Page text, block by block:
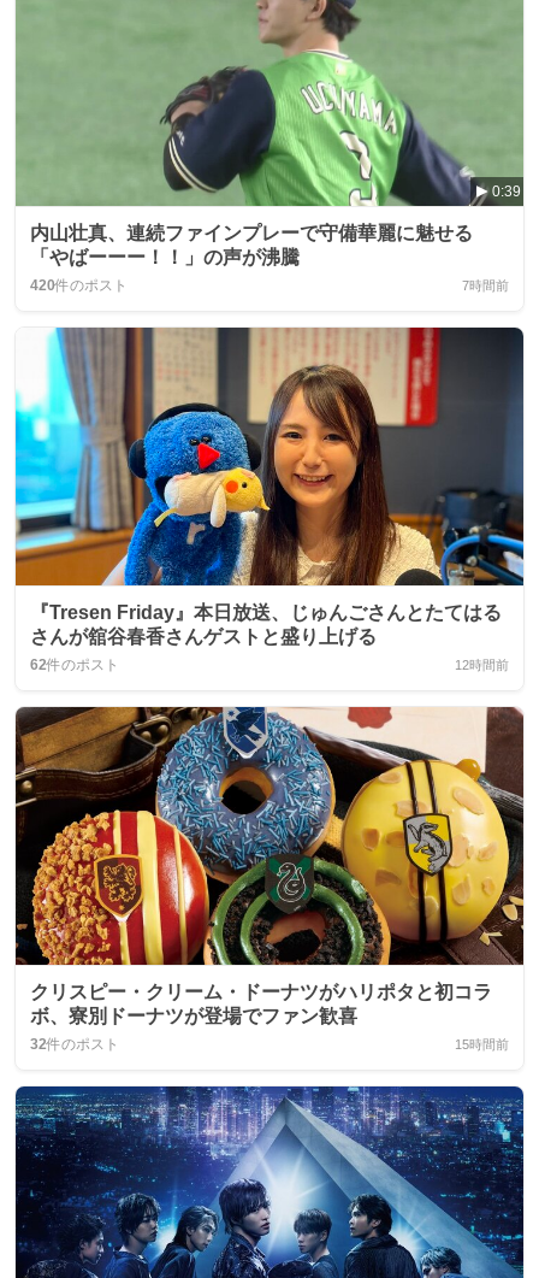
0:39
内山壮真、連続ファインプレーで守備華麗に魅せる
「やばーーー！！」の声が沸騰
420件のポスト 7時間前
『Tresen Friday』本日放送、じゅんごさんとたてはる
さんが舘谷春香さんゲストと盛り上げる
62件のポスト 12時間前
クリスピー・クリーム・ドーナツがハリポタと初コラ
ボ、寮別ドーナツが登場でファン歓喜
32件のポスト 15時間前